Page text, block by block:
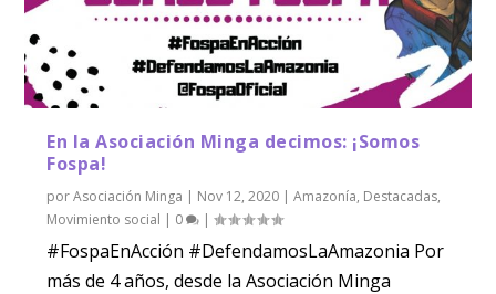
En la Asociación Minga decimos: ¡Somos
Fospa!
porAsociación Minga | Nov 12, 2020 |Amazonía, Destacadas,
Movimiento social | 0 |
#FospaEnAcción #DefendamosLaAmazonia Por
más de 4 años, desde la Asociación Minga